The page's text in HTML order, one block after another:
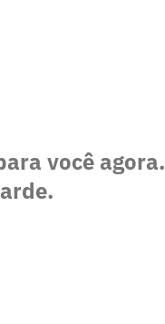
você agora.